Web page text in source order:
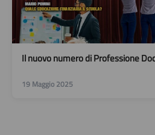
Il nuovo numero di Professione
19 Maggio 2025